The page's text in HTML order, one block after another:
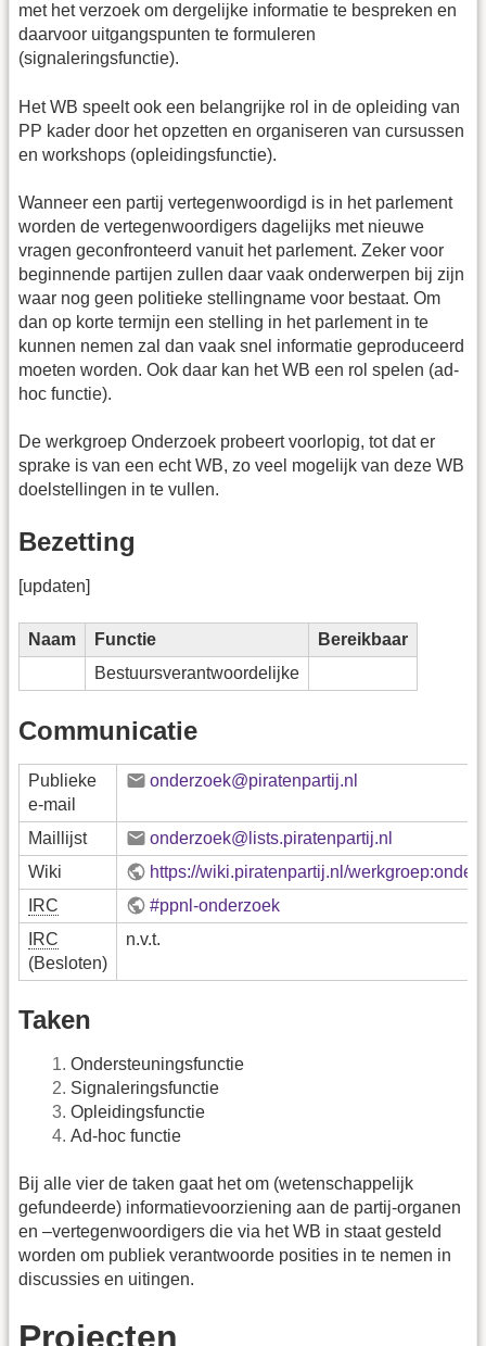
met het verzoek om dergelijke informatie te bespreken en
daarvoor uitgangspunten te formuleren
(signaleringsfunctie).
Het WB speelt ook een belangrijke rol in de opleiding van
PP kader door het opzetten en organiseren van cursussen
en workshops (opleidingsfunctie).
Wanneer een partij vertegenwoordigd is in het parlement
worden de vertegenwoordigers dagelijks met nieuwe
vragen geconfronteerd vanuit het parlement. Zeker voor
beginnende partijen zullen daar vaak onderwerpen bij zijn
waar nog geen politieke stellingname voor bestaat. Om
dan op korte termijn een stelling in het parlement in te
kunnen nemen zal dan vaak snel informatie geproduceerd
moeten worden. Ook daar kan het WB een rol spelen (ad-
hoc functie).
De werkgroep Onderzoek probeert voorlopig, tot dat er
sprake is van een echt WB, zo veel mogelijk van deze WB
doelstellingen in te vullen.
Bezetting
[updaten]
Naam Functie
Bereikbaar
Bestuursverantwoordelijke
Communicatie
Publieke
e-mail
onderzoek@piratenpartij.nl
Maillijst
onderzoek@lists.piratenpartij.nl
Wiki
https://wiki.piratenpartij.nl/
IRC
#ppnl-onderzoek
IRC
(Besloten)
n.v.t.
Taken
Ondersteuningsfunctie
Signaleringsfunctie
Opleidingsfunctie
Ad-hoc functie
Bij alle vier de taken gaat het om (wetenschappelijk
gefundeerde) informatievoorziening aan de partij-organen
en –vertegenwoordigers die via het WB in staat gesteld
worden om publiek verantwoorde posities in te nemen in
discussies en uitingen.
Projecten